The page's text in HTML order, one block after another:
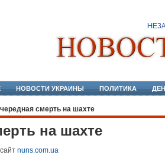
НОВОСТИ УКРАИНЫ ПОЛИТИКА
смерть на шахте
на шахте
nuns.com.ua